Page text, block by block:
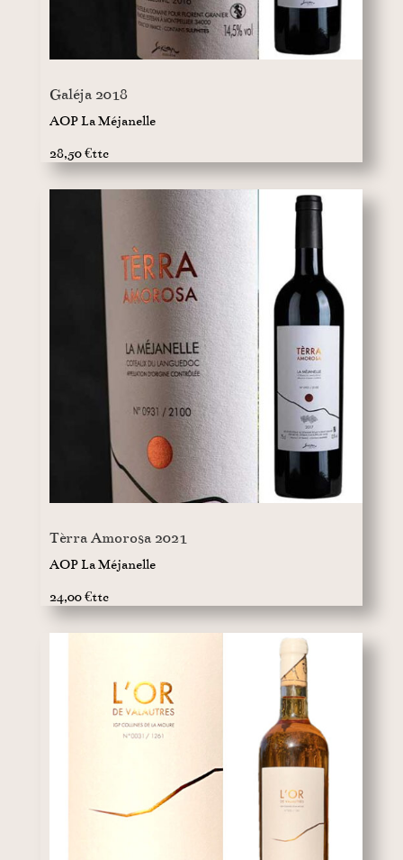
Galéja 2018
AOP La Méjanelle
28,50 €ttc
Tèrra Amorosa 2021
AOP La Méjanelle
24,00 €ttc